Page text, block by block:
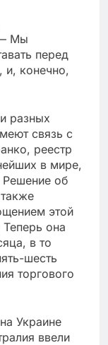
— Мы
перед
и, конечно,
разных
связь с
реестр
в мире,
об
этой
она
в то
шесть
торгового
Украине
ввели